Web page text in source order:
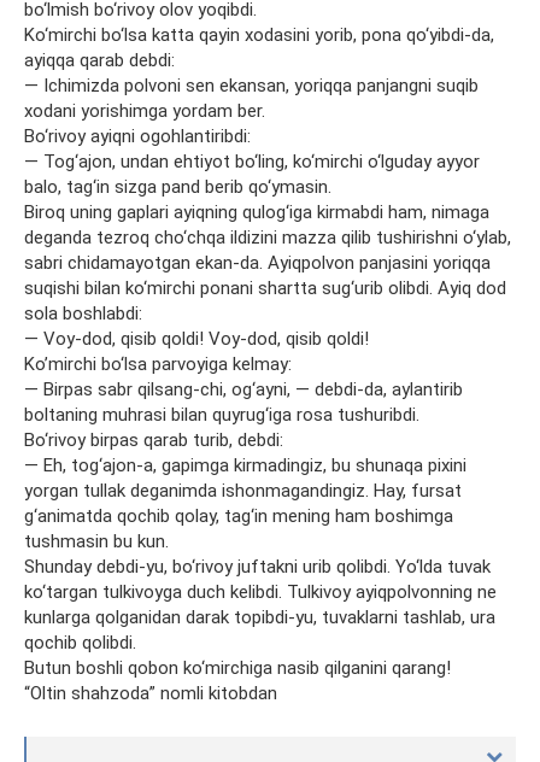
bo‘lmish bo‘rivoy olov yoqibdi.
Ko‘mirchi bo‘lsa katta qayin xodasini yorib, pona qo‘yibdi-da,
ayiqqa qarab debdi:
— Ichimizda polvoni sen ekansan, yoriqqa panjangni suqib
xodani yorishimga yordam ber.
Bo‘rivoy ayiqni ogohlantiribdi:
— Tog‘ajon, undan ehtiyot bo‘ling, ko‘mirchi o‘lguday ayyor
balo, tag‘in sizga pand berib qo‘ymasin.
Biroq uning gaplari ayiqning qulog‘iga kirmabdi ham, nimaga
deganda tezroq cho‘chqa ildizini mazza qilib tushirishni o‘ylab,
sabri chidamayotgan ekan-da. Ayiqpolvon panjasini yoriqqa
suqishi bilan ko‘mirchi ponani shartta sug‘urib olibdi. Ayiq dod
sola boshlabdi:
— Voy-dod, qisib qoldi! Voy-dod, qisib qoldi!
Ko’mirchi bo‘lsa parvoyiga kelmay:
— Birpas sabr qilsang-chi, og‘ayni, — debdi-da, aylantirib
boltaning muhrasi bilan quyrug‘iga rosa tushuribdi.
Bo‘rivoy birpas qarab turib, debdi:
— Eh, tog‘ajon-a, gapimga kirmadingiz, bu shunaqa pixini
yorgan tullak deganimda ishonmagandingiz. Hay, fursat
g‘animatda qochib qolay, tag‘in mening ham boshimga
tushmasin bu kun.
Shunday debdi-yu, bo‘rivoy juftakni urib qolibdi. Yo‘lda tuvak
ko‘targan tulkivoyga duch kelibdi. Tulkivoy ayiqpolvonning ne
kunlarga qolganidan darak topibdi-yu, tuvaklarni tashlab, ura
qochib qolibdi.
Butun boshli qobon ko‘mirchiga nasib qilganini qarang!
“Oltin shahzoda” nomli kitobdan